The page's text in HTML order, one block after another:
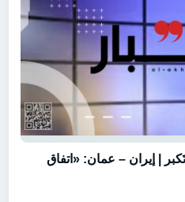
| إيران – عمان: «اتفاق